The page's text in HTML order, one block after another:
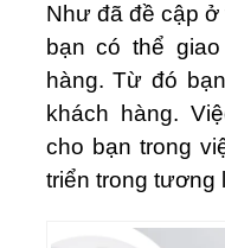
Như đã đề cập ở
bạn có thể
hàng. Từ đó
khách hàng.
cho bạn trong
triển trong tương